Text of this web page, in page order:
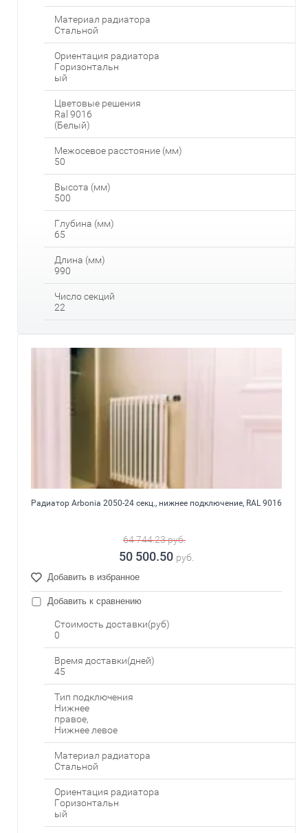
Материал радиатора
Стальной
Ориентация радиатора
Горизонтальн
ый
Цветовые решения
Ral 9016
(Белый)
Межосевое расстояние (мм)
50
Высота (мм)
500
Глубина (мм)
65
Длина (мм)
990
Число секций
22
Радиатор Arbonia 2050-24 секц., нижнее подключение, RAL 9016
64 744.23руб.
50 500.50 руб.
Добавить в избранное
Добавить к сравнению
Стоимость доставки(руб)
0
Время доставки(дней)
45
Тип подключения
Нижнее
правое,
Нижнее левое
Материал радиатора
Стальной
Ориентация радиатора
Горизонтальн
ый